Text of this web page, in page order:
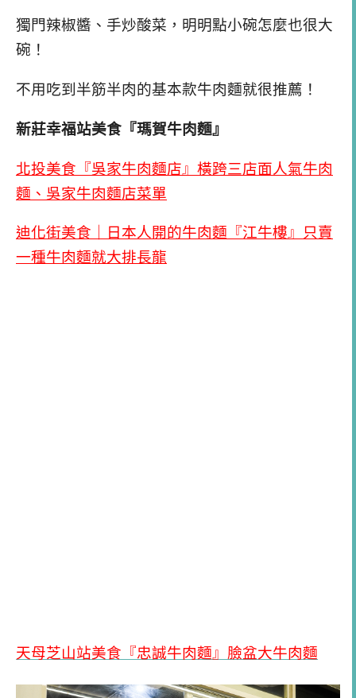
獨門辣椒醬、手炒酸菜，明明點小碗怎麼也很大
碗！
不用吃到半筋半肉的基本款牛肉麵就很推薦！
新莊幸福站美食『瑪賀牛肉麵』
北投美食『吳家牛肉麵店』橫跨三店面人氣牛肉
麵、吳家牛肉麵店菜單
迪化街美食｜日本人開的牛肉麵『江牛樓』只賣
一種牛肉麵就大排長龍
天母芝山站美食『忠誠牛肉麵』臉盆大牛肉麵